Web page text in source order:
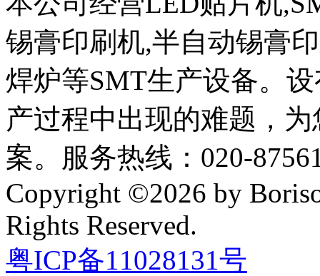
锡膏印刷机,半自动锡膏
焊炉等SMT生产设备。
产过程中出现的难题，
案。服务热线：020-
Copyright ©2026 by
Rights Reserved.
粤ICP备11028131号